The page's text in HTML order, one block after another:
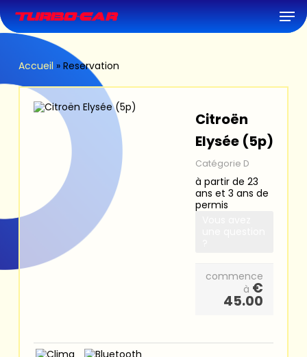
to
main
content
Accueil » Reservation
Citroën
Elysée (5p)
Catégorie D
à partir de 23
ans et 3 ans de
permis
commence
à €
45.00